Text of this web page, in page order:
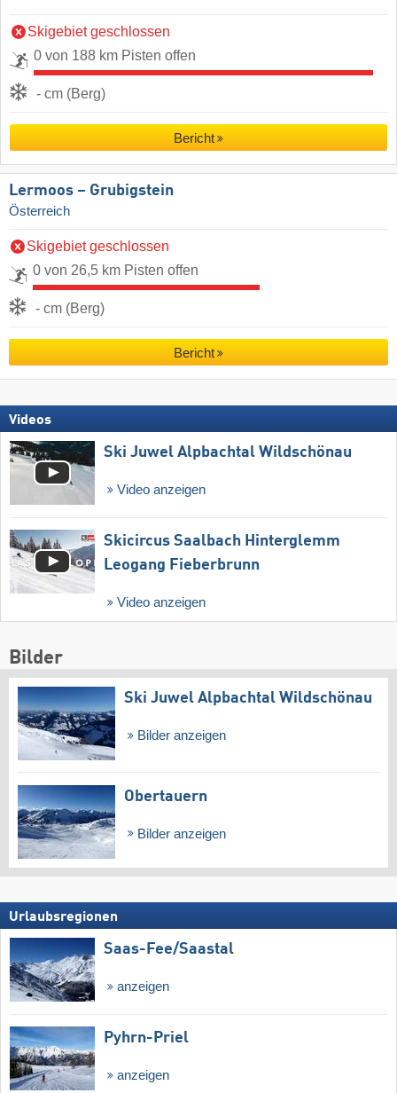
Skigebiet geschlossen
0 von 188 km Pisten offen
- cm (Berg)
Bericht
Lermoos – Grubigstein
Österreich
Skigebiet geschlossen
0 von 26,5 km Pisten offen
- cm (Berg)
Bericht
Videos
Ski Juwel Alpbachtal Wildschönau
Video anzeigen
Skicircus Saalbach Hinterglemm
Leogang Fieberbrunn
Video anzeigen
Bilder
Ski Juwel Alpbachtal Wildschönau
Bilder anzeigen
Obertauern
Bilder anzeigen
Urlaubsregionen
Saas-Fee/​Saastal
anzeigen
Pyhrn-Priel
anzeigen